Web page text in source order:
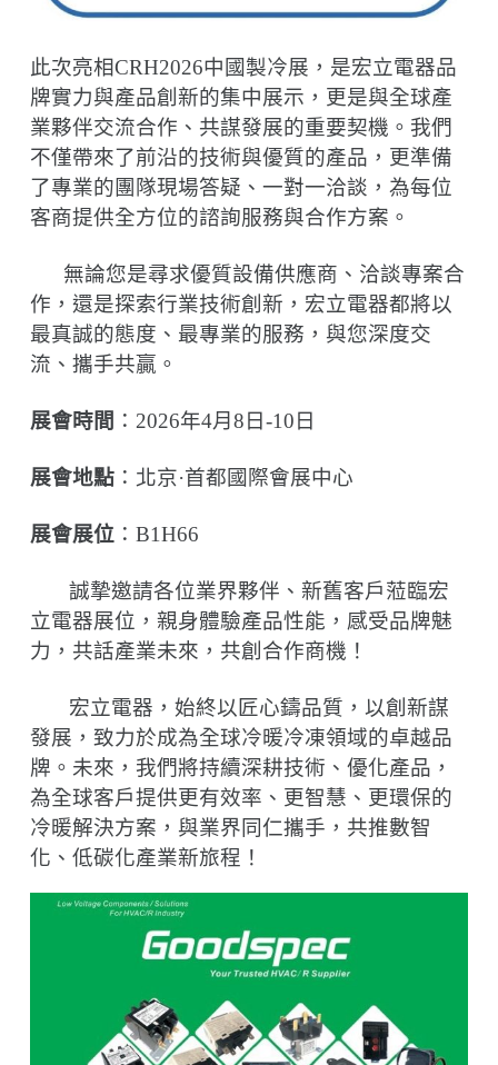
此次亮相CRH2026中國製冷展，是宏立電器品
牌實力與產品創新的集中展示，更是與全球產
業夥伴交流合作、共謀發展的重要契機。我們
不僅帶來了前沿的技術與優質的產品，更準備
了專業的團隊現場答疑、一對一洽談，為每位
客商提供全方位的諮詢服務與合作方案。
無論您是尋求優質設備供應商、洽談專案合
作，還是探索行業技術創新，宏立電器都將以
最真誠的態度、最專業的服務，與您深度交
流、攜手共贏。
展會時間 ： 2026年4月 8 日 -10 日
展會地點：北京·首都國際會展中心
展會展位 ： B1H66
誠摯邀請各位業界夥伴、新舊客戶蒞臨宏
立電器展位，親身體驗產品性能，感受品牌魅
力，共話產業未來，共創合作商機！
宏立電器，始終以匠心鑄品質，以創新謀
發展，致力於成為全球冷暖冷凍領域的卓越品
牌。未來，我們將持續深耕技術、優化產品，
為全球客戶提供更有效率、更智慧、更環保的
冷暖解決方案，與業界同仁攜手，共推數智
化、低碳化產業新旅程！